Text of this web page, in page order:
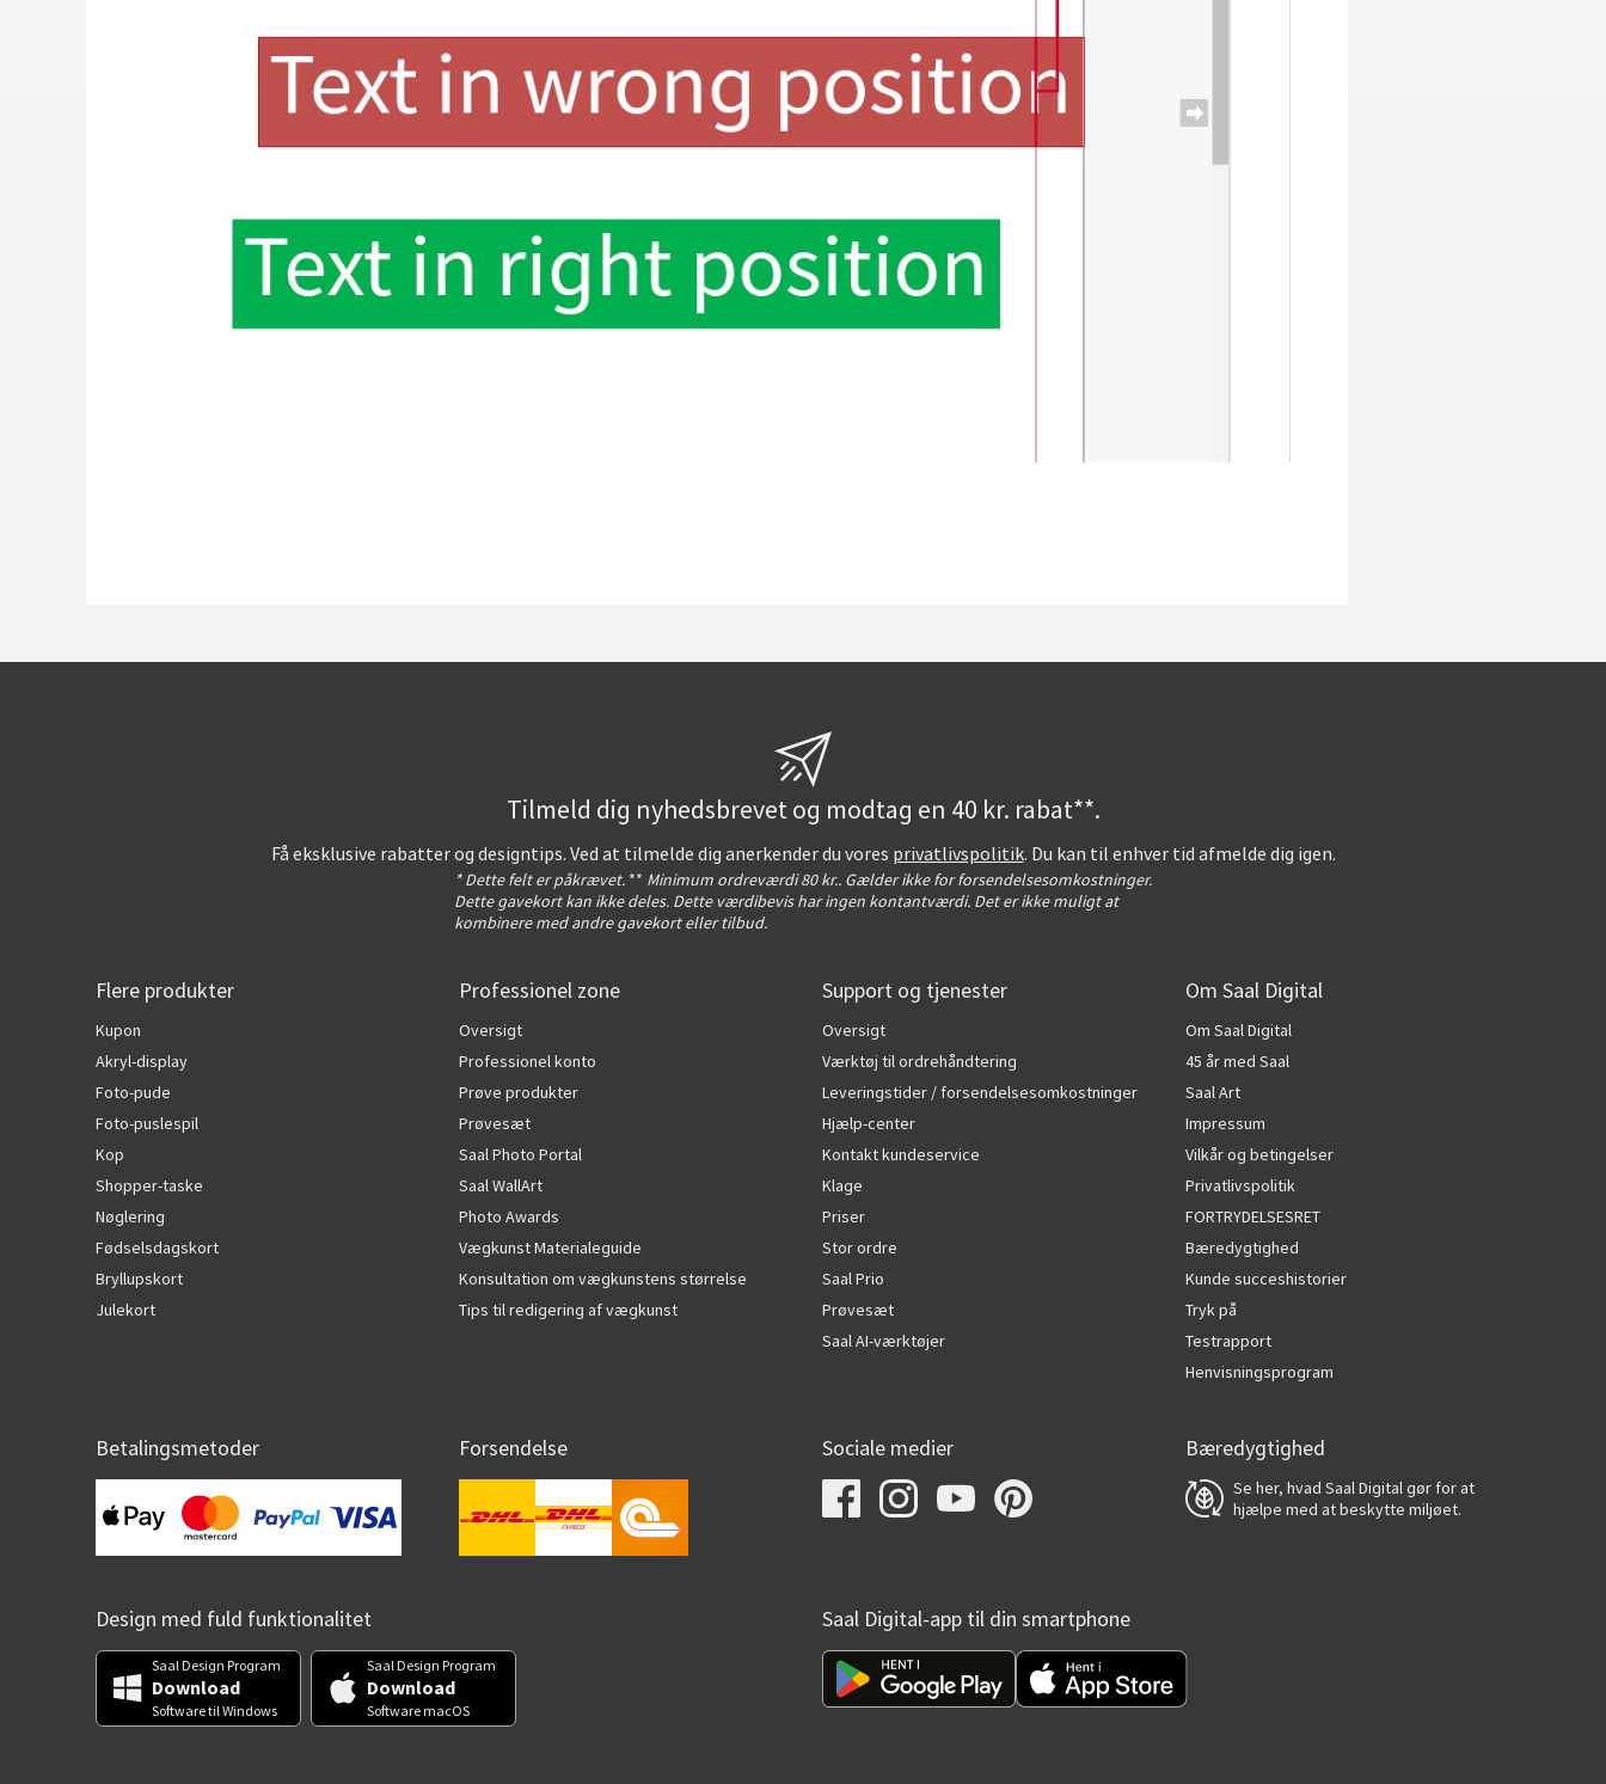
Tilmeld dig nyhedsbrevet og modtag en 40 kr. rabat**.
Få eksklusive rabatter og designtips. Ved at tilmelde dig anerkender du vores privatlivspolitik. Du kan til enhver tid afmelde dig igen.
* Dette felt er påkrævet. ** Minimum ordreværdi 80 kr.. Gælder ikke for forsendelsesomkostninger.
Dette gavekort kan ikke deles. Dette værdibevis har ingen kontantværdi. Det er ikke muligt at
kombinere med andre gavekort eller tilbud.
Flere produkter
Kupon
Akryl-display
Foto-pude
Foto-puslespil
Kop
Shopper-taske
Nøglering
Fødselsdagskort
Bryllupskort
Julekort
Professionel zone
Oversigt
Professionel konto
Prøve produkter
Prøvesæt
Saal Photo Portal
Saal WallArt
Photo Awards
Vægkunst Materialeguide
Konsultation om vægkunstens størrelse
Tips til redigering af vægkunst
Support og tjenester
Oversigt
Værktøj til ordrehåndtering
Leveringstider / forsendelsesomkostninger
Hjælp-center
Kontakt kundeservice
Klage
Priser
Stor ordre
Saal Prio
Prøvesæt
Saal AI-værktøjer
Om Saal Digital
Om Saal Digital
45 år med Saal
Saal Art
Impressum
Vilkår og betingelser
Privatlivspolitik
FORTRYDELSESRET
Bæredygtighed
Kunde succeshistorier
Tryk på
Testrapport
Henvisningsprogram
Betalingsmetoder Forsendelse Sociale medier Bæredygtighed
Se her, hvad Saal Digital gør for at
hjælpe med at beskytte miljøet.
Design med fuld funktionalitet
Saal Design Program
Download
Software til Windows
Saal Design Program
Download
Software macOS
Saal Digital-app til din smartphone